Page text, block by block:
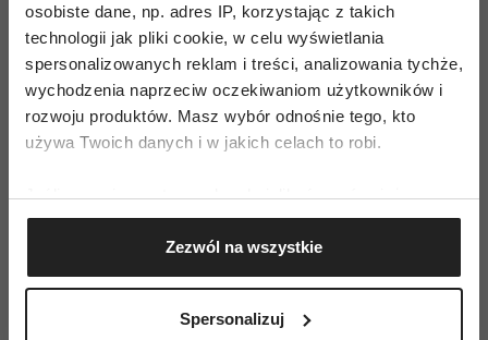
osobiste dane, np. adres IP, korzystając z takich
technologii jak pliki cookie, w celu wyświetlania
spersonalizowanych reklam i treści, analizowania tychże,
wychodzenia naprzeciw oczekiwaniom użytkowników i
rozwoju produktów. Masz wybór odnośnie tego, kto
używa Twoich danych i w jakich celach to robi.
Jeśli wyrazisz na to zgodę, chcielibyśmy również:
Gromadzić dane dotyczące Twojej lokalizacji
geograficznej z dokładnością nawet do kilku metrów
Identyfikować Twoje urządzenie, aktywnie
(fingerprinting, czyli wirtualny odcisk palca)
Zezwól na wszystkie
Spersonalizuj
ZAMÓW
E-WYDANIE